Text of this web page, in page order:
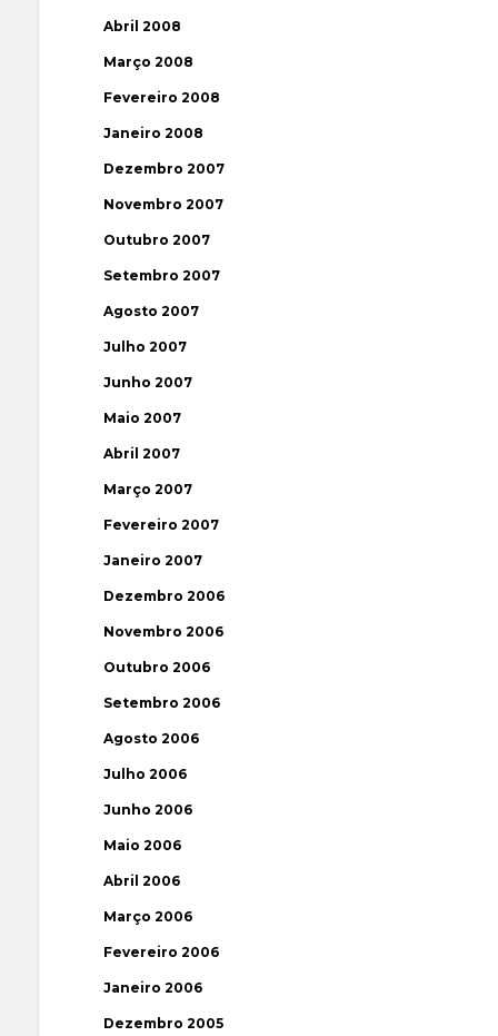
Abril 2008
Março 2008
Fevereiro 2008
Janeiro 2008
Dezembro 2007
Novembro 2007
Outubro 2007
Setembro 2007
Agosto 2007
Julho 2007
Junho 2007
Maio 2007
Abril 2007
Março 2007
Fevereiro 2007
Janeiro 2007
Dezembro 2006
Novembro 2006
Outubro 2006
Setembro 2006
Agosto 2006
Julho 2006
Junho 2006
Maio 2006
Abril 2006
Março 2006
Fevereiro 2006
Janeiro 2006
Dezembro 2005